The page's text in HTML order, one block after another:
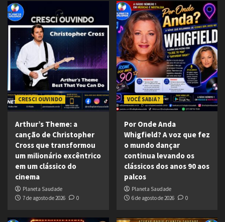
CRESCI OUVINDO
Arthur’s Theme: a
canção de Christopher
Cross que transformou
um milionário excêntrico
em um clássico do
cinema
Planeta Saudade
7 de agosto de 2026
0
VOCÊ SABIA ?
Por Onde Anda
Whigfield? A voz que fez
o mundo dançar
continua levando os
clássicos dos anos 90 aos
palcos
Planeta Saudade
6 de agosto de 2026
0